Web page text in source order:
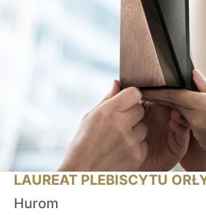
LAUREAT PLEBISCYTU
Hurom